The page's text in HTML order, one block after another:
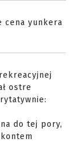
cena yunkera
ostre
do tej pory,